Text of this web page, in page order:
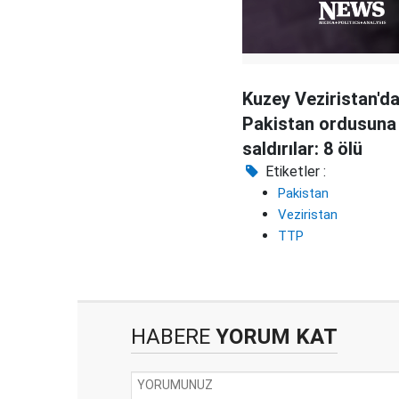
Kuzey Veziristan'da
Pakistan ordusuna
saldırılar: 8 ölü
Etiketler :
Pakistan
Veziristan
TTP
HABERE YORUM KAT